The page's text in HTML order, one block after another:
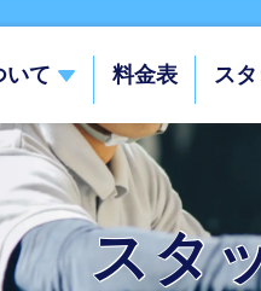
いて 料金表 ス
スタ